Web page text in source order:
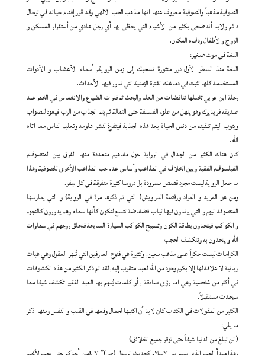
الصوفية مذهباً والصوفية معروف عنها انها مذهب الحب الالهي وقد قرر إفناء حياته في ترحال
دائم ولابد أنه ضحى بكثير من الأشياء التي يحظى بها أي رجل عادي من أستقرار المسكن و
الزواج والأطفال ودفء المكان.
اللغة في موت صغير:
اللغة منذ السطر الأول درر منثورة تسحبك إلى زمن الرواية, أسماء الأعشاب و الأدوات
المستخدمة كلها تثبت في دماغك الفترة الزمنية التي تدور فيها الأحداث.
رحلة ابن عربي تخللها تناقضات من العلم والبحث ثم فترات الضياع والانغماس في الخمر عند
صديقه فريديرك وهو ينهل من علوم الفلسفة حتى الثمالة ثم يتم الجذب من الرب فيعود للصواب
ويتوب ليتم تنقيته من دنس الحياة بعد هذه الجذبة فيتفرغ لنشر علومه وتعليم الناس مما اتاه
الله.
كان هناك الكثير من الجدال في الرواية حول مفاهيم متعددة منها الفرق بين المتصوف,
الفيلسوف, الفقية وبين الخلاف في المذاهب وأساس عدم حب المذاهب الأخرى للصوفية وهذا
ما جعل الرواية ليست مجرد قصص مسرودة بل دروسا كثيرة متفرقة في كل سِفر.
ومن هو المريد و المراد ورقصة الدراويش( التي تم ذكرها مرة في الرواية) و التي يمارسها
المتصوفة اليوم و التي يرتدون فيها ثياب فضفاضة تتسع لتكون كأنها سماء وهم يدورون كالنجوم
و الكواكب فيتحدون بطاقة الكون وتسبيح الكواكب السيارة السابحة فتحلق روحهم في سماوات
الله و يتحدون به وتنكشف الحجب
الكرامات ليست حكراً على مذهب معين, وكثيرة هي فتوح العارفين التي تُبهر العقول وهي هبات
ربانية لا علاقة لها إلا بكرم وجود من الله لعبد متقرب إليه, لقد تم ذكر الكثير من هذه الكشوفات
في أكثر من شخصية وهي اما رؤى صادقة , أو كلمات يُلهم بها العبد الفقير تكشف شيئا مما
سيحدث مستقبلاً.
الكثير من المقولات في الكتاب كان لابد أن اكتبها لجمال وقعها في القلب و النفس ومنها اذكر
ما يلي:
( لن تبلغ من الدنيا شيئاً حتى توقر جميع الخلائق)